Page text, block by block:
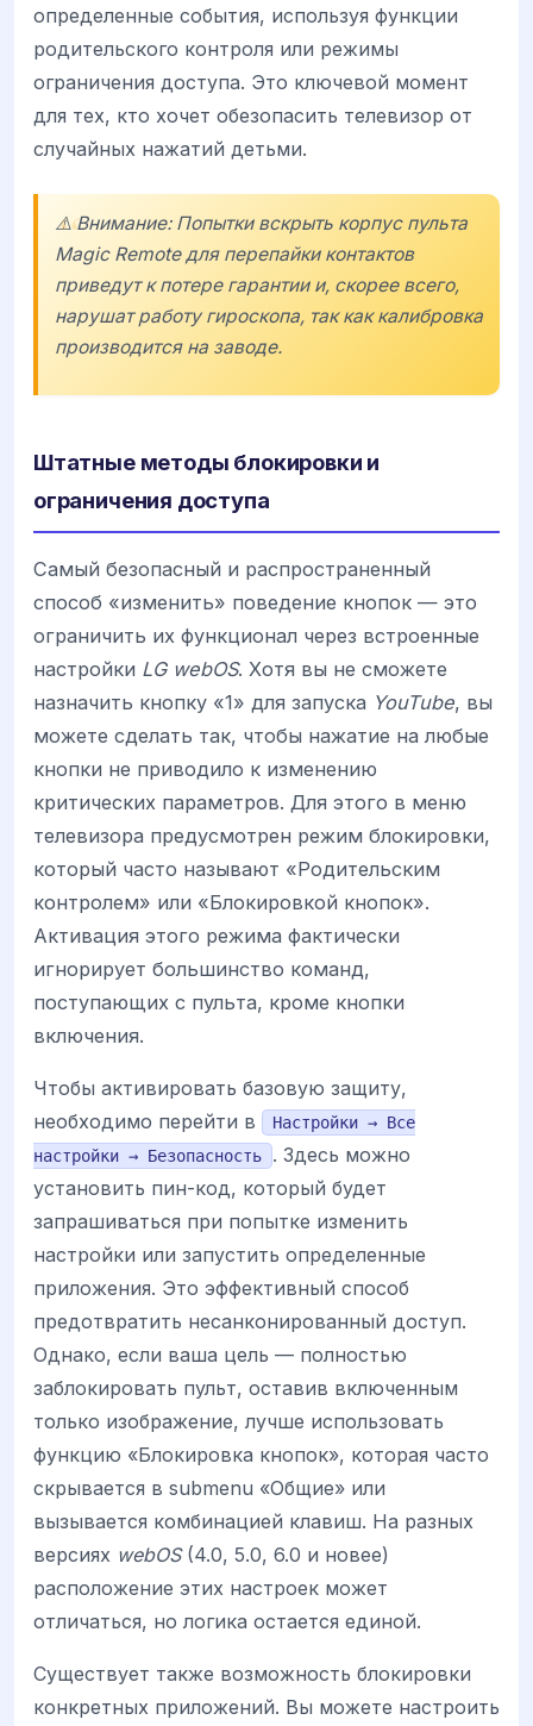
определенные события, используя функции
родительского контроля или режимы
ограничения доступа. Это ключевой момент
для тех, кто хочет обезопасить телевизор от
случайных нажатий детьми.
⚠️ Внимание: Попытки вскрыть корпус пульта
Magic Remoteдля перепайки контактов
приведут к потере гарантии и, скорее всего,
нарушат работу гироскопа, так как калибровка
производится на заводе.
Штатные методы блокировки и
ограничения доступа
Самый безопасный и распространенный
способ «изменить» поведение кнопок — это
ограничить их функционал через встроенные
настройки LG webOS. Хотя вы не сможете
назначить кнопку «1» для запуска YouTube, вы
можете сделать так, чтобы нажатие на любые
кнопки не приводило к изменению
критических параметров. Для этого в меню
телевизора предусмотрен режим блокировки,
который часто называют «Родительским
контролем» или «Блокировкой кнопок».
Активация этого режима фактически
игнорирует большинство команд,
поступающих с пульта, кроме кнопки
включения.
Чтобы активировать базовую защиту,
необходимо перейти в
Настройки → Все
настройки → Безопасность
. Здесь можно
установить пин-код, который будет
запрашиваться при попытке изменить
настройки или запустить определенные
приложения. Это эффективный способ
предотвратить несанконированный доступ.
Однако, если ваша цель — полностью
заблокировать пульт, оставив включенным
только изображение, лучше использовать
функцию «Блокировка кнопок», которая часто
скрывается в submenu «Общие» или
вызывается комбинацией клавиш. На разных
версиях webOS(4.0, 5.0, 6.0 и новее)
расположение этих настроек может
отличаться, но логика остается единой.
Существует также возможность блокировки
конкретных приложений. Вы можете настроить